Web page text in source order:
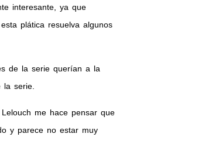
interesante, ya que
plática resuelva algunos
de la serie querían a la
serie.
Lelouch me hace pensar que
y parece no estar muy